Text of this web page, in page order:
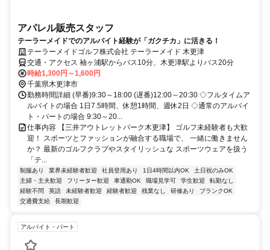
アパレル販売スタッフ
テーラーメイドでのアルバイト経験が「ガクチカ」に活きる！
テーラーメイドゴルフ株式会社 テーラーメイド 木更津
交通・アクセス 袖ヶ浦駅からバス10分、木更津駅よりバス20分
時給1,300円～1,600円
千葉県木更津市
勤務時間詳細 (早番)9:30～18:00 (遅番)12:00～20:30 ◇フルタイムア
ルバイトの場合 1日7.5時間、休憩1時間、週休2日 ◇通常のアルバイ
ト・パートの場合 9:30～20...
仕事内容 【三井アウトレットパーク木更津】 ゴルフ未経験者も大歓
迎！ スポーツとファッションが融合する職場で、 一緒に働きません
か？ 最新のゴルフクラブやスタイリッシュな スポーツウェアを扱う
「テ...
制服あり 業界未経験者歓迎 社員登用あり 1日4時間以内OK
土日祝のみOK
主婦・主夫歓迎
フリーター歓迎 車通勤OK 職場見学可 学生歓迎
転勤なし
経験不問
英語 未経験者歓迎 経験者歓迎 残業なし 研修あり
ブランクOK
交通費支給
長期歓迎
アルバイト・パート